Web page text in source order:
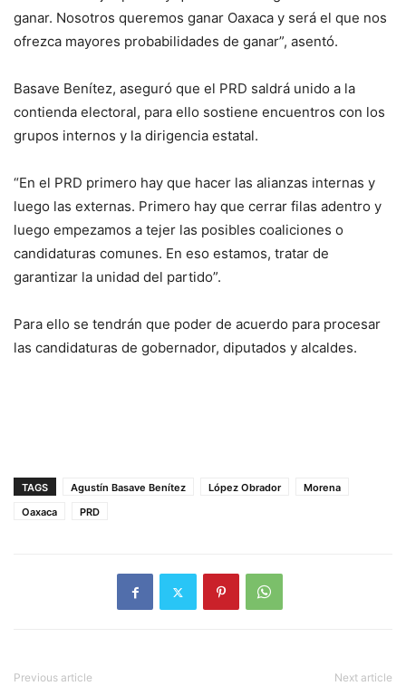
ganar. Nosotros queremos ganar Oaxaca y será el que nos
ofrezca mayores probabilidades de ganar”, asentó.
Basave Benítez, aseguró que el PRD saldrá unido a la
contienda electoral, para ello sostiene encuentros con los
grupos internos y la dirigencia estatal.
“En el PRD primero hay que hacer las alianzas internas y
luego las externas. Primero hay que cerrar filas adentro y
luego empezamos a tejer las posibles coaliciones o
candidaturas comunes. En eso estamos, tratar de
garantizar la unidad del partido”.
Para ello se tendrán que poder de acuerdo para procesar
las candidaturas de gobernador, diputados y alcaldes.
TAGS Agustín Basave Benítez López Obrador
Morena
Oaxaca
PRD
Previous article Next article